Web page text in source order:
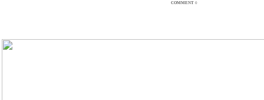
COMMENT 0